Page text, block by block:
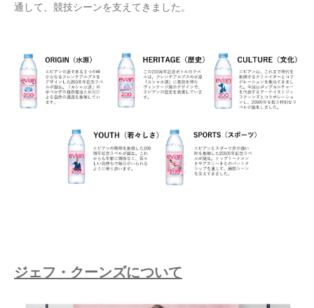
通して、競技シーンを支えてきました。
ジェフ・クーンズについて